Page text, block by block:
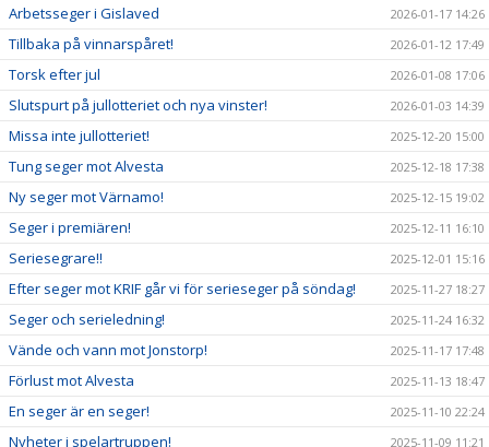
Arbetsseger i Gislaved 2026-01-17 14:26
Tillbaka på vinnarspåret! 2026-01-12 17:49
Torsk efter jul 2026-01-08 17:06
Slutspurt på jullotteriet och nya vinster! 2026-01-03 14:39
Missa inte jullotteriet! 2025-12-20 15:00
Tung seger mot Alvesta 2025-12-18 17:38
Ny seger mot Värnamo! 2025-12-15 19:02
Seger i premiären! 2025-12-11 16:10
Seriesegrare!! 2025-12-01 15:16
Efter seger mot KRIF går vi för serieseger på söndag! 2025-11-27 18:27
Seger och serieledning! 2025-11-24 16:32
Vände och vann mot Jonstorp! 2025-11-17 17:48
Förlust mot Alvesta 2025-11-13 18:47
En seger är en seger! 2025-11-10 22:24
Nyheter i spelartruppen! 2025-11-09 11:21